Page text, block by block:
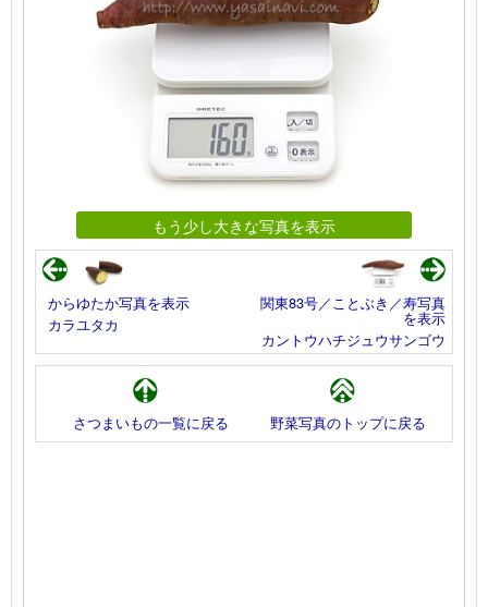
もう少し大きな写真を表示
からゆたか写真を表示
カラユタカ
関東83号／ことぶき／寿写真
を表示
カントウハチジュウサンゴウ
さつまいもの一覧に戻る 野菜写真のトップに戻る